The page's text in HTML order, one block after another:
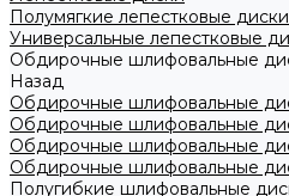
Полумягкие лепестковые
Универсальные лепестковые
Обдирочные шлифовальные
Назад
Обдирочные шлифовальные
Обдирочные шлифовальные
Обдирочные шлифовальные
Обдирочные шлифовальные
Полугибкие шлифовальные